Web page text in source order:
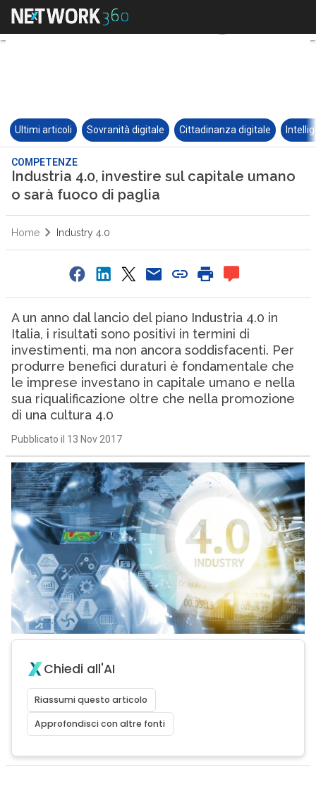
Ultimi articoli Sovranità digitale Cittadinanza digitale
COMPETENZE
Industria 4.0, investire sul capitale umano
o sarà fuoco di paglia
Home Industry 4.0
A un anno dal lancio del piano Industria 4.0 in
Italia, i risultati sono positivi in termini di
investimenti, ma non ancora soddisfacenti. Per
produrre benefici duraturi è fondamentale che
le imprese investano in capitale umano e nella
sua riqualificazione oltre che nella promozione
di una cultura 4.0
Pubblicato il 13 Nov 2017
Chiedi all'AI
Riassumi questo articolo
Approfondisci con altre fonti